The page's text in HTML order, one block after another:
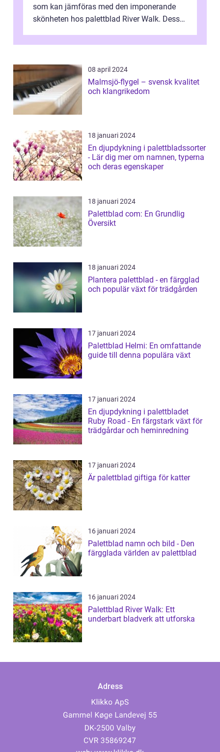
som kan jämföras med den imponerande
skönheten hos palettblad River Walk. Dess
08 april 2024
Malmsjö-flygel – svensk kvalitet
och klangrikedom
18 januari 2024
En djupdykning i palettbladssorter
- Lär dig mer om namnen, typerna
och deras egenskaper
18 januari 2024
Palettblad com: En Grundlig
Översikt
18 januari 2024
Plantera palettblad - en färgglad
och populär växt för trädgården
17 januari 2024
Palettblad Helmi: En omfattande
guide till denna populära växt
17 januari 2024
En djupdykning i palettbladet
Ruby Road - En färgstark växt för
trädgårdar och heminredning
17 januari 2024
Är palettblad giftiga för katter
16 januari 2024
Palettblad namn och bild - Den
färgglada världen av palettblad
16 januari 2024
Palettblad River Walk: Ett
underbart bladverk att utforska
Adress